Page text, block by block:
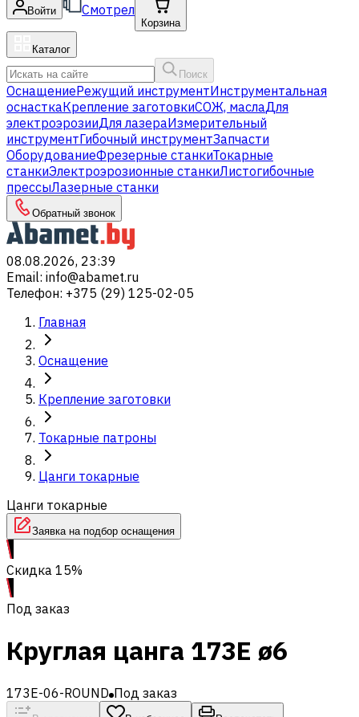
Войти Смотрел
Корзина
Каталог
Поиск
ОснащениеРежущий инструментИнструментальная
оснасткаКрепление заготовкиСОЖ, маслаДля
электроэрозииДля лазераИзмерительный
инструментГибочный инструментЗапчасти
ОборудованиеФрезерные станкиТокарные
станкиЭлектроэрозионные станкиЛистогибочные
прессыЛазерные станки
Обратный звонок
08.08.2026, 23:39
Email: info@abamet.ru
Телефон: +375 (29) 125-02-05
Главная
Оснащение
Крепление заготовки
Токарные патроны
Цанги токарные
Цанги токарные
Заявка на подбор оснащения
Скидка 15%
Под заказ
Круглая цанга 173E ø6
173E-06-ROUND Под заказ